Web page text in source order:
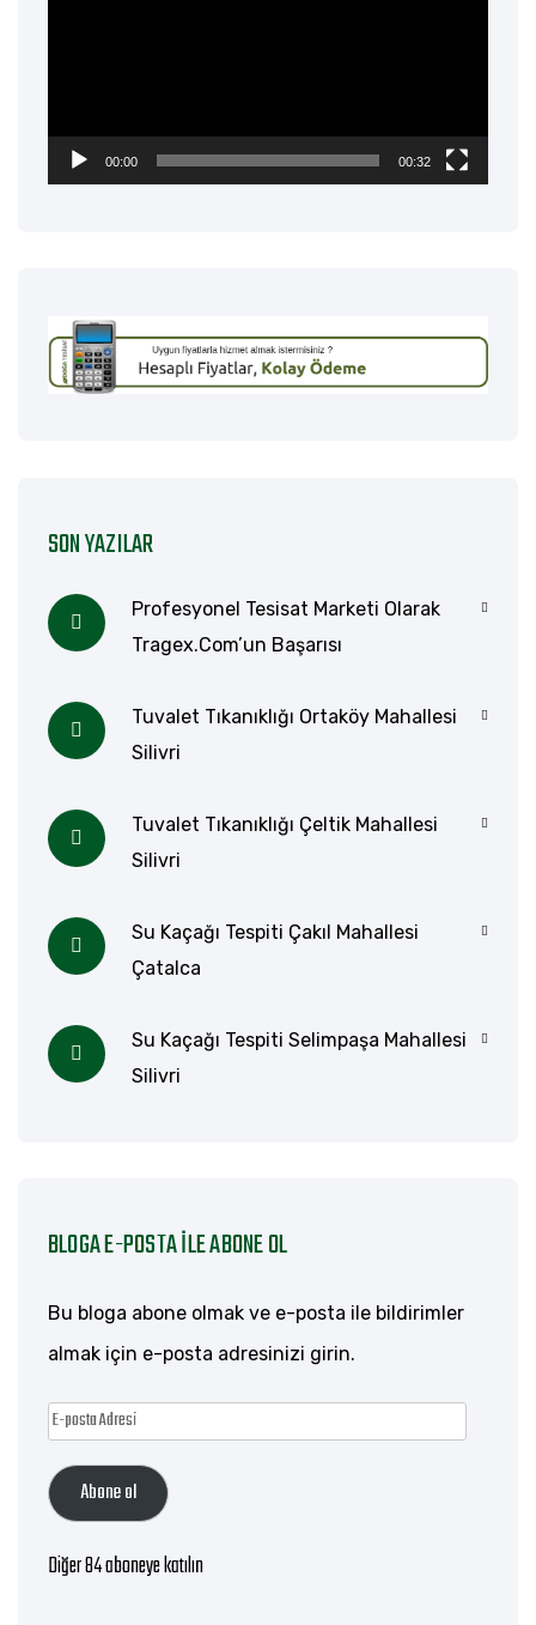
00:00 00:32
SON YAZILAR
Profesyonel Tesisat Marketi Olarak
Tragex.com’un Başarısı
Tuvalet Tıkanıklığı Ortaköy Mahallesi
Silivri
Tuvalet Tıkanıklığı Çeltik Mahallesi
Silivri
Su Kaçağı Tespiti Çakıl Mahallesi
Çatalca
Su Kaçağı Tespiti Selimpaşa Mahallesi
Silivri
BLOGA E-POSTA ILE ABONE OL
Bu bloga abone olmak ve e-posta ile bildirimler
almak için e-posta adresinizi girin.
E-
AdresiAbone ol
Diğer 84 aboneye katılın